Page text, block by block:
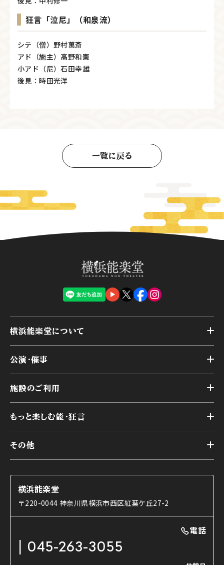
狂言「泣尼」（和泉流）
シテ（僧）野村萬斎
アド（施主）高野和憲
小アド（尼）石田幸雄
後見：時田光洋
一覧に戻る
横浜能楽堂について
横浜能楽堂が取り組んだ事業
能舞台の歴史と特徴
様々なお客様に向けて
本舞台座席
交通アクセス
公演・催事
アーカイブ
施設のご利用
第二舞台
研修室
楽屋
ご利用の流れ
利用料金表
もっと楽しむ能・狂言
能舞台と演じ手
使用する道具
能・狂言の曲目説明
日本の古典芸能
その他
コラム
OTABISHO
チケット購入方法
横浜能楽堂
〒220-0044 神奈川県横浜市西区紅葉ケ丘27-2
電話
045-263-3055